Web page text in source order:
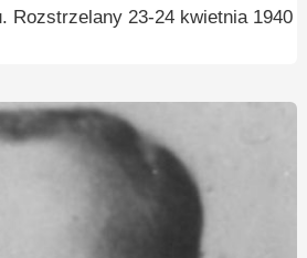
Rozstrzelany 23-24 kwietnia 1940